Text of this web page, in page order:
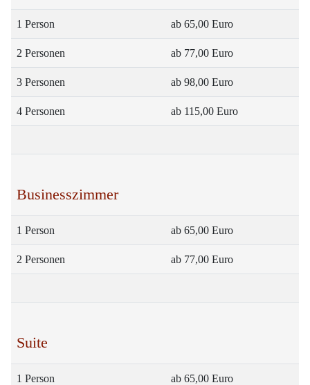
1 Person ab 65,00 Euro
2 Personen ab 77,00 Euro
3 Personen ab 98,00 Euro
4 Personen ab 115,00 Euro
Businesszimmer
1 Person ab 65,00 Euro
2 Personen ab 77,00 Euro
Suite
1 Person ab 65,00 Euro